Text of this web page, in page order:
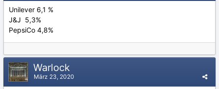
Unilever 6,1 %
J&J 5,3%
PepsiCo 4,8%
Warlock
März 23, 2020